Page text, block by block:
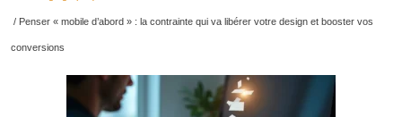
/ Penser « mobile d’abord » : la contrainte qui va libérer votre design et booster vos
conversions